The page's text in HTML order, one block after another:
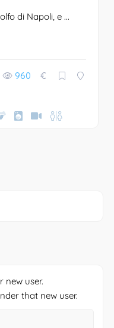
di Napoli, e ...
960 €
new user.
that new user.